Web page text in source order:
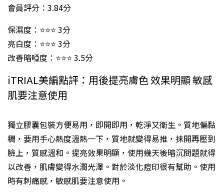
會員評分：3.84分
保濕度：⭐⭐⭐ 3分
亮白度：⭐⭐⭐ 3分
改善暗啞度：⭐⭐⭐ 3.5分
iTRIAL美編點評：用後提亮膚色 效果明顯 敏感
肌要注意使用
獨立膠囊包裝方便易用，即開即用，乾淨又衛生。質地偏黏
稠，要用手心熱度溫熱一下，質地就變得易推，抹開再壓到
臉上，質感溫和。提亮效果明顯，使用幾天後暗沉問題就得
以改善，肌膚變得水潤光澤。對於淡化痘印很有幫助。使用
時有刺痛感，敏感肌要注意使用。